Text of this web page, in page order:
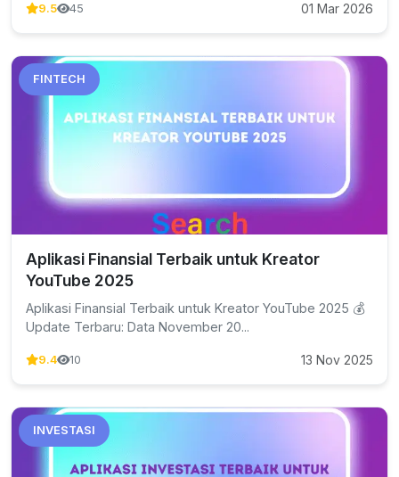
9.5 45 01 Mar 2026
FINTECH
Aplikasi Finansial Terbaik untuk Kreator
YouTube 2025
Aplikasi Finansial Terbaik untuk Kreator YouTube 2025 💰
Update Terbaru: Data November 20...
9.4 10 13 Nov 2025
INVESTASI